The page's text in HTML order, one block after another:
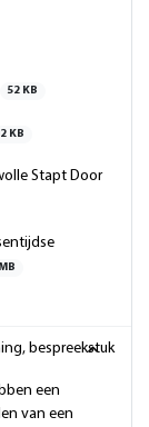
52 KB
KB
Stapt Door
bespreekstuk
een
van een